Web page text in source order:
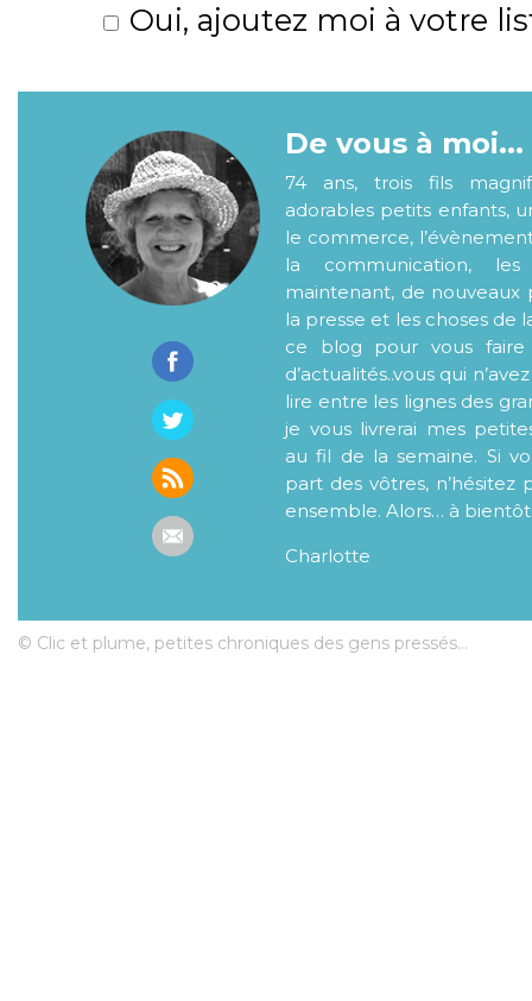
Oui, ajoutez moi à votre
De vous à moi...
74 ans, trois fils
adorables petits enfants,
le commerce,
la communication,
maintenant, de nouveaux
la presse et les choses de
ce blog pour vous faire
d’actualités..vous qui
lire entre les lignes des
je vous livrerai mes
au fil de la semaine. Si
part des vôtres, n’hésitez
ensemble. Alors… à bientôt
Charlotte
© Clic et plume, petites chroniques des gens pressés...